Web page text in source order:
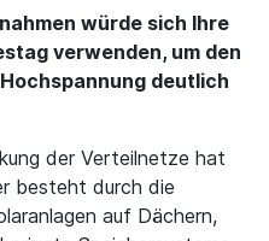
würde sich Ihre
verwenden, um den
deutlich
der Verteilnetze hat
besteht durch die
auf Dächern,